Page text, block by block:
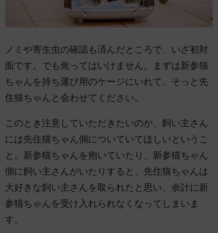
ノミや寄生虫の確認も済んだところで、いざ初対
面です。でも焦ってはいけません。まずは新参猫
ちゃんを持ち運び用のケージにいれて、そっと先
住猫ちゃんと会わせてください。
このとき注意していただきたいのが、飼い主さん
には先住猫ちゃん側についていてほしいというこ
と。新参猫ちゃんを抱いていたり、新参猫ちゃん
側に飼い主さんがいたりすると、先住猫ちゃんは
大好きな飼い主さんを取られたと思い、余計に新
参猫ちゃんを受け入れられなくなってしまいま
す。